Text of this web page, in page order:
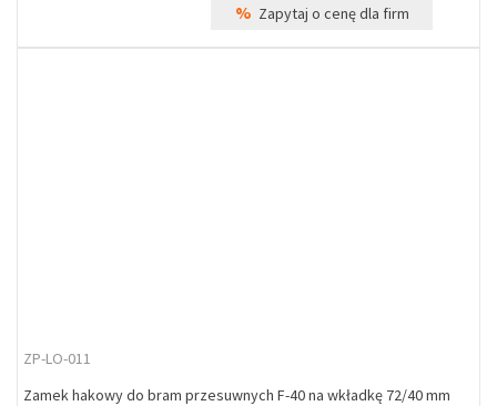
% Zapytaj o cenę dla firm
ZP-LO-011
Zamek hakowy do bram przesuwnych F-40 na wkładkę 72/40 mm